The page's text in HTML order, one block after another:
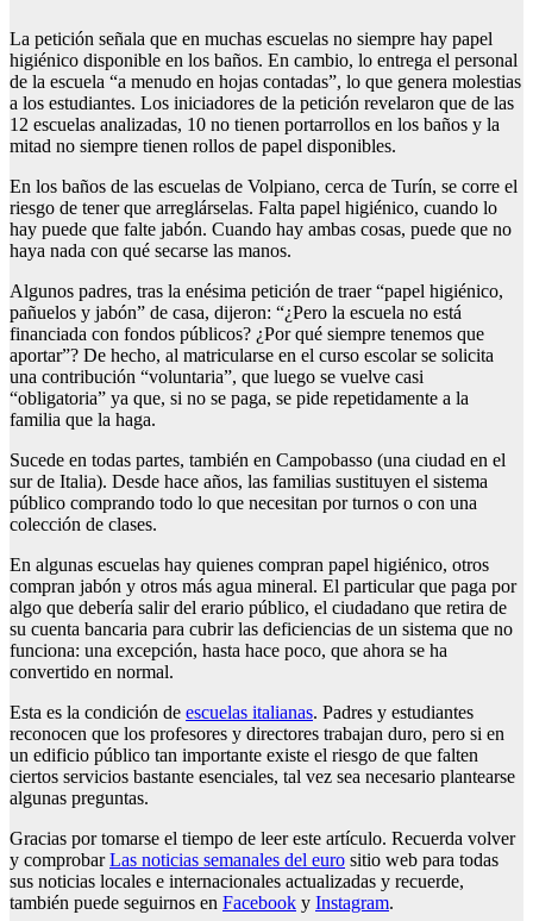
La petición señala que en muchas escuelas no siempre hay papel
higiénico disponible en los baños. En cambio, lo entrega el personal
de la escuela “a menudo en hojas contadas”, lo que genera molestias
a los estudiantes. Los iniciadores de la petición revelaron que de las
12 escuelas analizadas, 10 no tienen portarrollos en los baños y la
mitad no siempre tienen rollos de papel disponibles.
En los baños de las escuelas de Volpiano, cerca de Turín, se corre el
riesgo de tener que arreglárselas. Falta papel higiénico, cuando lo
hay puede que falte jabón. Cuando hay ambas cosas, puede que no
haya nada con qué secarse las manos.
Algunos padres, tras la enésima petición de traer “papel higiénico,
pañuelos y jabón” de casa, dijeron: “¿Pero la escuela no está
financiada con fondos públicos? ¿Por qué siempre tenemos que
aportar”? De hecho, al matricularse en el curso escolar se solicita
una contribución “voluntaria”, que luego se vuelve casi
“obligatoria” ya que, si no se paga, se pide repetidamente a la
familia que la haga.
Sucede en todas partes, también en Campobasso (una ciudad en el
sur de Italia). Desde hace años, las familias sustituyen el sistema
público comprando todo lo que necesitan por turnos o con una
colección de clases.
En algunas escuelas hay quienes compran papel higiénico, otros
compran jabón y otros más agua mineral. El particular que paga por
algo que debería salir del erario público, el ciudadano que retira de
su cuenta bancaria para cubrir las deficiencias de un sistema que no
funciona: una excepción, hasta hace poco, que ahora se ha
convertido en normal.
Esta es la condición de escuelas italianas. Padres y estudiantes
reconocen que los profesores y directores trabajan duro, pero si en
un edificio público tan importante existe el riesgo de que falten
ciertos servicios bastante esenciales, tal vez sea necesario plantearse
algunas preguntas.
Gracias por tomarse el tiempo de leer este artículo. Recuerda volver
y comprobarLas noticias semanales del euro sitio web para todas
sus noticias locales e internacionales actualizadas y recuerde,
también puede seguirnos en Facebook y Instagram.